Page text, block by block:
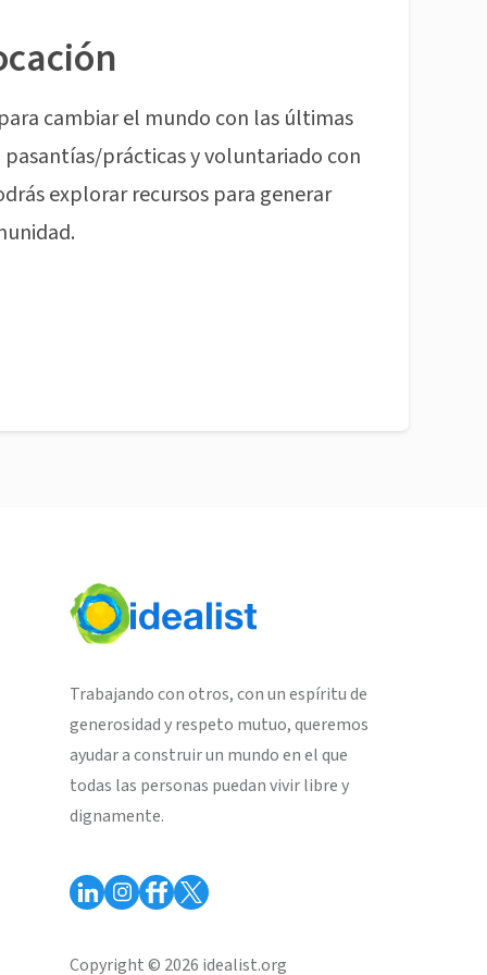
cambiar el mundo con las últimas
prácticas y voluntariado con
explorar recursos para generar
Trabajando con otros, con un espíritu de
generosidad y respeto mutuo, queremos
ayudar a construir un mundo en el que
todas las personas puedan vivir libre y
dignamente.
Copyright © 2026 idealist.org